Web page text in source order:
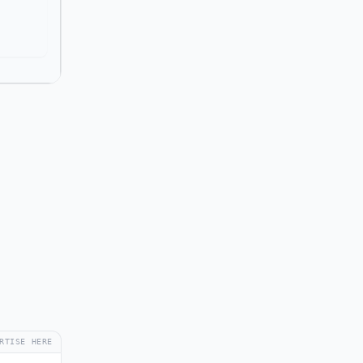
HERE